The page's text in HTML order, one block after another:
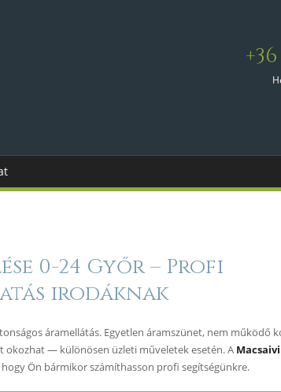
0-24 Győr – Profi
irodáknak
áramellátás. Egyetlen áramszünet, nem működő
okozhat — különösen üzleti műveletek esetén. A
hogy Ön bármikor számíthasson profi segítségünkre.